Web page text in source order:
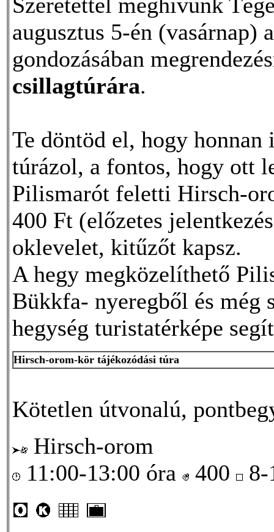
augusztus 5-én (vasárnap)
gondozásában
csillagtúrára.
Te döntöd el, hogy
túrázol, a fontos, hogy ott
Pilismarót feletti Hirsch-
400 Ft (előzetes
oklevelet, kitűzőt kapsz.
A hegy megközelíthető
Bükkfa- nyeregből és
hegység turistatérképe
Hirsch-orom-kör tájékozódási túra
Kötetlen útvonalú,
Hirsch-orom
11:00-13:00 óra
400